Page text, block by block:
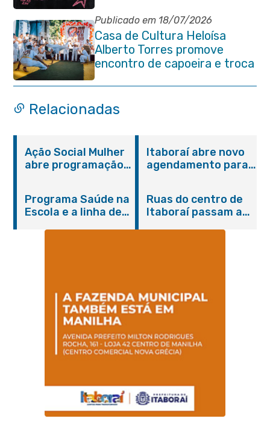
Publicado em 18/07/2026
Casa de Cultura Heloísa
Alberto Torres promove
encontro de capoeira e troca
de cordas na Praça Marechal
Floriano Peixoto
Relacionadas
Ação Social Mulher
abre programação
serviços gratuitos e
orientações
Itaboraí abre novo
agendamento para
Programa Saúde na
Escola e a linha de
Magalhães Seabra
Ruas do centro de
Itaboraí passam a